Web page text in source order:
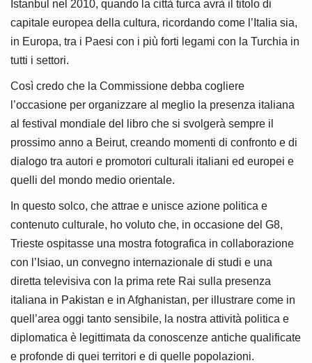
Istanbul nel 2010, quando la città turca avrà il titolo di
capitale europea della cultura, ricordando come l’Italia sia,
in Europa, tra i Paesi con i più forti legami con la Turchia in
tutti i settori.
Così credo che la Commissione debba cogliere
l’occasione per organizzare al meglio la presenza italiana
al festival mondiale del libro che si svolgerà sempre il
prossimo anno a Beirut, creando momenti di confronto e di
dialogo tra autori e promotori culturali italiani ed europei e
quelli del mondo medio orientale.
In questo solco, che attrae e unisce azione politica e
contenuto culturale, ho voluto che, in occasione del G8,
Trieste ospitasse una mostra fotografica in collaborazione
con l’Isiao, un convegno internazionale di studi e una
diretta televisiva con la prima rete Rai sulla presenza
italiana in Pakistan e in Afghanistan, per illustrare come in
quell’area oggi tanto sensibile, la nostra attività politica e
diplomatica è legittimata da conoscenze antiche qualificate
e profonde di quei territori e di quelle popolazioni.